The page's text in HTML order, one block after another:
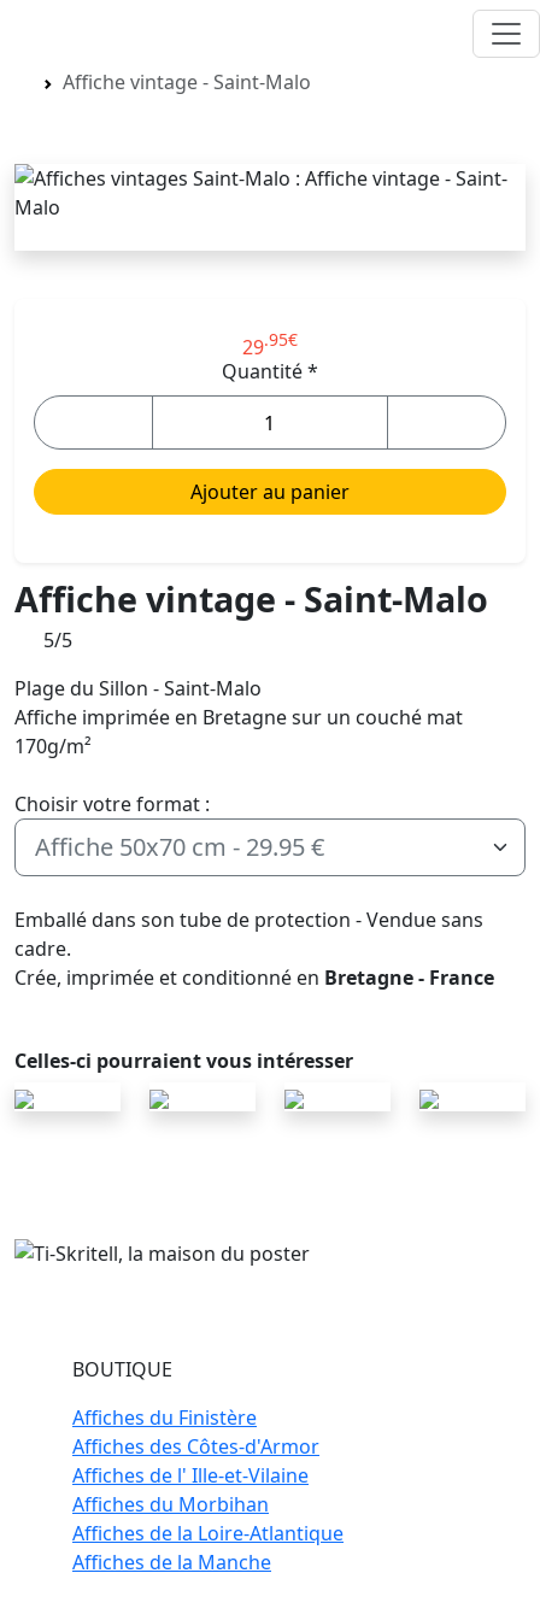
Affiche vintage - Saint-Malo
Affiche vintage - Saint-Malo
5/5
Plage du Sillon - Saint-Malo
Affiche imprimée en Bretagne sur un couché mat
170g/m²
Choisir votre format :
Emballé dans son tube de protection - Vendue sans
cadre.
Crée, imprimée et conditionné en Bretagne - France
Celles-ci pourraient vous intéresser
29.95€
Quantité *
Ajouter au panier
BOUTIQUE
Affiches du Finistère
Affiches des Côtes-d'Armor
Affiches de l' Ille-et-Vilaine
Affiches du Morbihan
Affiches de la Loire-Atlantique
Affiches de la Manche